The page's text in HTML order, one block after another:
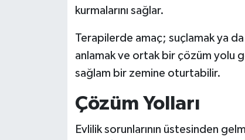
kurmalarını sağlar.
Terapilerde amaç; suçlamak ya
anlamak ve ortak bir çözüm yolu
sağlam bir zemine oturtabilir.
Çözüm Yolları
Evlilik sorunlarının üstesinden